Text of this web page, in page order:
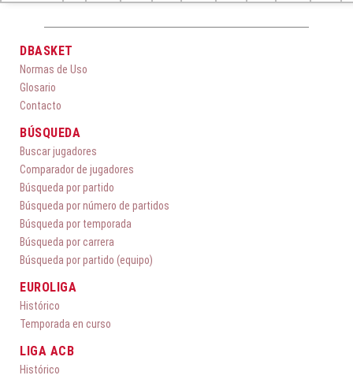
DBASKET
Normas de Uso
Glosario
Contacto
BÚSQUEDA
Buscar jugadores
Comparador de jugadores
Búsqueda por partido
Búsqueda por número de partidos
Búsqueda por temporada
Búsqueda por carrera
Búsqueda por partido (equipo)
EUROLIGA
Histórico
Temporada en curso
LIGA ACB
Histórico